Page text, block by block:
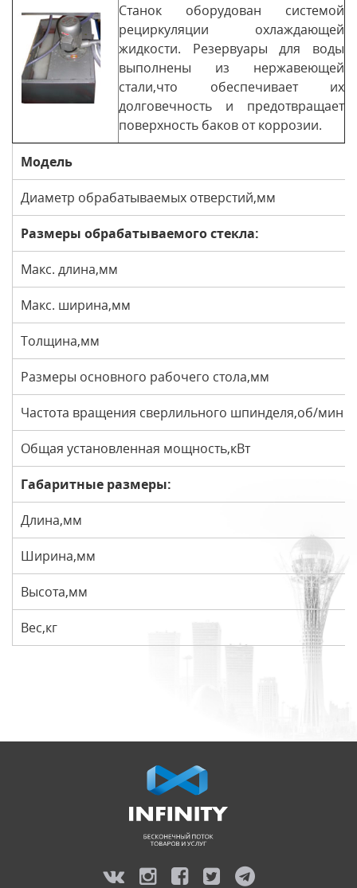
Станок оборудован системой
рециркуляции охлаждающей
жидкости. Резервуары для воды
выполнены из нержавеющей
стали,что обеспечивает их
долговечность и предотвращает
поверхность баков от коррозии.
Модель
Диаметр обрабатываемых отверстий,мм
Размеры обрабатываемого стекла:
Макс. длина,мм
Макс. ширина,мм
Толщина,мм
Размеры основного рабочего стола,мм
Частота вращения сверлильного шпинделя,об/мин
Общая установленная мощность,кВт
Габаритные размеры:
Длина,мм
Ширина,мм
Высота,мм
Вес,кг